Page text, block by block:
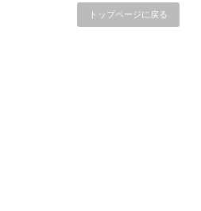
トップページに戻る